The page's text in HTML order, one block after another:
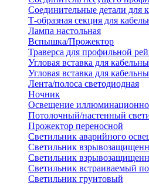
Соединительные детали для
Т-образная секция для
Лампа настольная
Вспышка/Прожектор
Траверса для профильной
Угловая вставка для
Угловая вставка для
Лента/полоса светодиодная
Ночник
Освещение
Потолочный/настенный
Прожектор переносной
Светильник аварийного
Светильник
Светильник
Светильник встраиваемый
Светильник грунтовый